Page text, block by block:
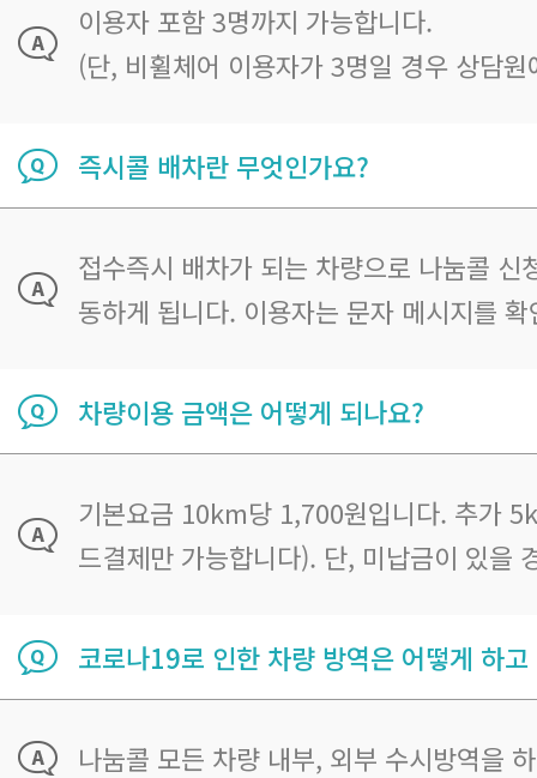
이용자 포함 3명까지 가능합니다.
(단, 비휠체어 이용자가 3명일 경우 상담
즉시콜 배차란 무엇인가요?
접수즉시 배차가 되는 차량으로 나눔콜
동하게 됩니다. 이용자는 문자 메시지를
차량이용 금액은 어떻게 되나요?
기본요금 10km당 1,700원입니다. 추가
드결제만 가능합니다). 단, 미납금이 있을
코로나19로 인한 차량 방역은 어떻게 하고
나눔콜 모든 차량 내부, 외부 수시방역을